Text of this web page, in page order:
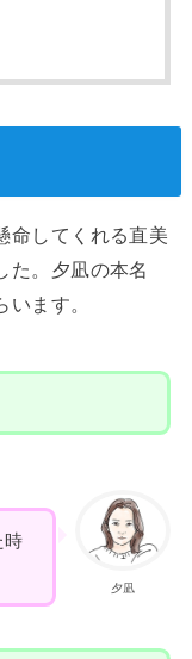
命してくれる直美
た。夕凪の本名
ます。
夕凪
時